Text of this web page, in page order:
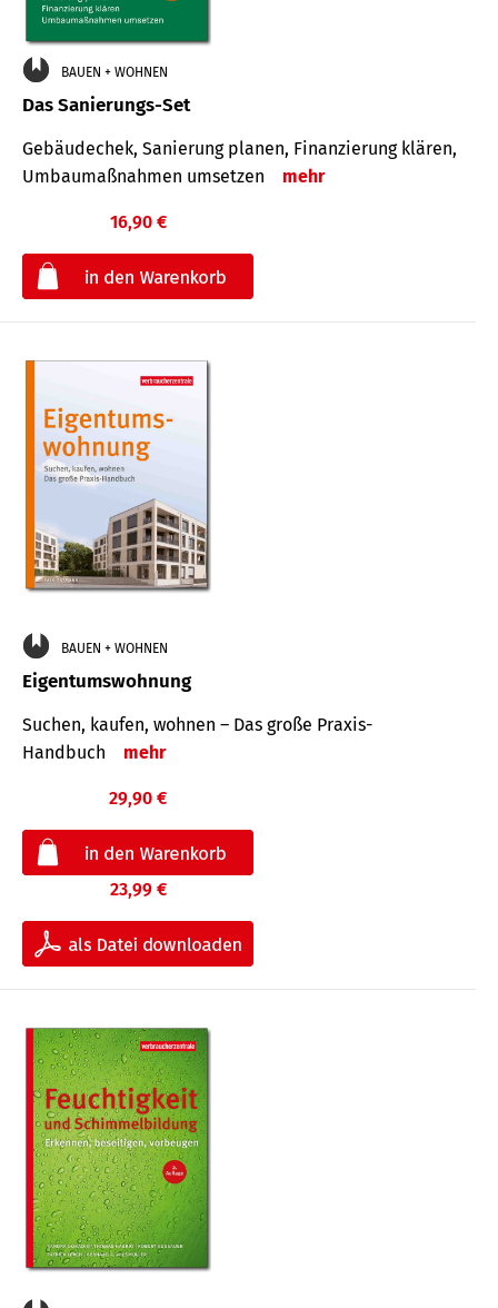
BAUEN + WOHNEN
Das Sanierungs-Set
Gebäudechek, Sanierung planen, Finanzierung klären,
Umbaumaßnahmen umsetzen
mehr
16,90 €
BAUEN + WOHNEN
Eigentumswohnung
Suchen, kaufen, wohnen – Das große Praxis-
Handbuch
mehr
29,90 €
23,99 €